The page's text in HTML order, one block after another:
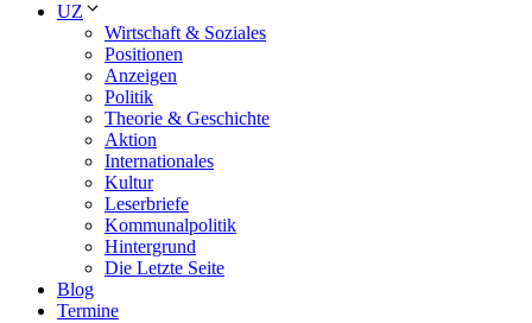
UZ
Wirtschaft & Soziales
Positionen
Anzeigen
Politik
Theorie & Geschichte
Aktion
Internationales
Kultur
Leserbriefe
Kommunalpolitik
Hintergrund
Die Letzte Seite
Blog
Termine